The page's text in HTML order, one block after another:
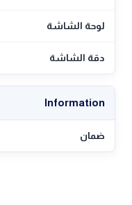
لوحة الشاشة
دقة الشاشة
Information
ضمان